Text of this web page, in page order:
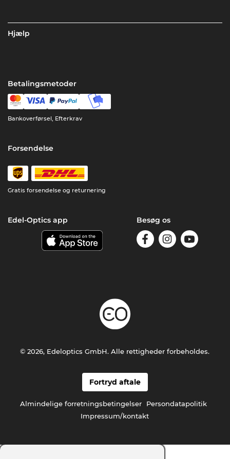
Hjælp
Betalingsmetoder
Bankoverførsel, Efterkrav
Forsendelse
Gratis forsendelse og returnering
Edel-Optics app Besøg os
Fortryd aftale
Almindelige forretningsbetingelser
Persondatapolitik
Impressum/kontakt
© 2026, Edeloptics GmbH. Alle rettigheder forbeholdes.